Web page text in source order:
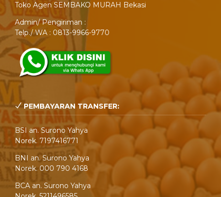
Toko Agen SEMBAKO MURAH Bekasi
Admin/ Pengiriman :
Telp./ WA : 0813-9966-9770
PEMBAYARAN TRANSFER:
BSI an. Surono Yahya
Norek. 7197416771
BNI an. Surono Yahya
Norek. 000 790 4168
BCA an. Surono Yahya